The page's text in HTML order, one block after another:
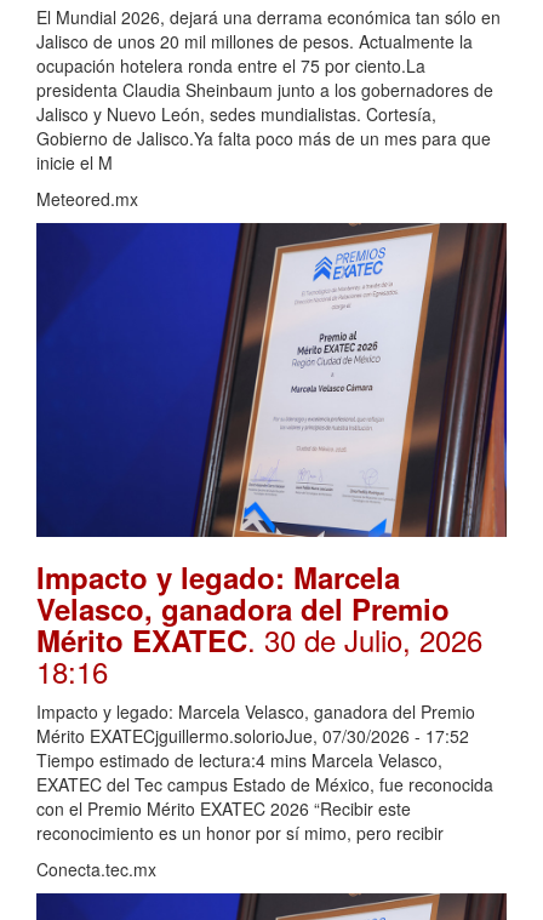
El Mundial 2026, dejará una derrama económica tan sólo en
Jalisco de unos 20 mil millones de pesos. Actualmente la
ocupación hotelera ronda entre el 75 por ciento.La
presidenta Claudia Sheinbaum junto a los gobernadores de
Jalisco y Nuevo León, sedes mundialistas. Cortesía,
Gobierno de Jalisco.Ya falta poco más de un mes para que
inicie el M
Meteored.mx
Impacto y legado: Marcela
Velasco, ganadora del Premio
Mérito EXATEC. 30 de Julio, 2026
18:16
Impacto y legado: Marcela Velasco, ganadora del Premio
Mérito EXATECjguillermo.solorioJue, 07/30/2026 - 17:52
Tiempo estimado de lectura:4 mins Marcela Velasco,
EXATEC del Tec campus Estado de México, fue reconocida
con el Premio Mérito EXATEC 2026 “Recibir este
reconocimiento es un honor por sí mimo, pero recibir
Conecta.tec.mx